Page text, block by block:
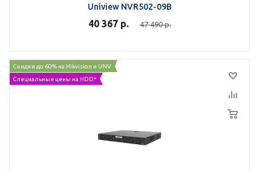
Uniview NVR502-09B
40 367 р. 47 490р.
Скидки до 60% на Hikvision и UNV
Специальные цены на HDD*